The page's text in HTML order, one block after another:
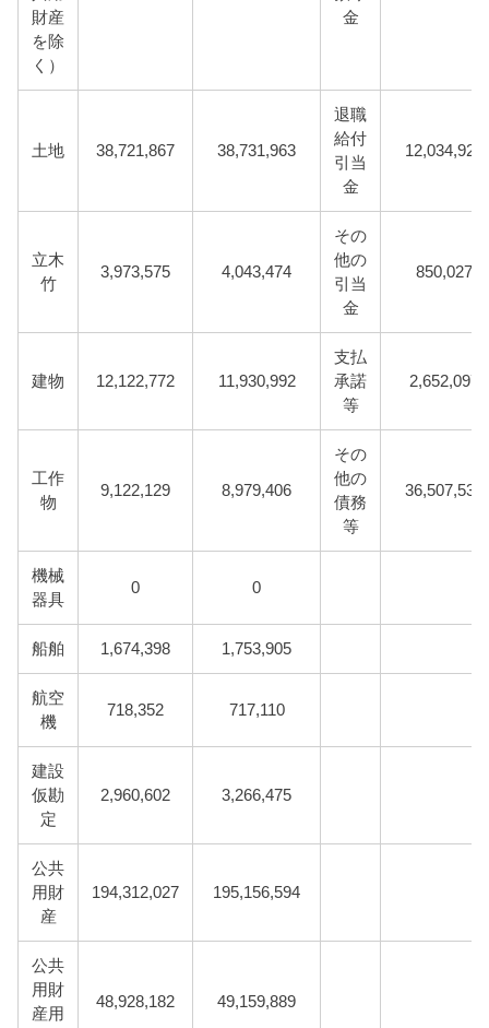
財産
を除
く）
金
土地 38,721,867 38,731,963
退職
給付
引当
金
12,034,928
立木
竹
3,973,575 4,043,474
その
他の
引当
金
850,027
建物 12,122,772 11,930,992
支払
承諾
等
2,652,097
工作
物
9,122,129 8,979,406
その
他の
債務
等
36,507,536
機械
器具
0 0
船舶 1,674,398 1,753,905
航空
機
718,352 717,110
建設
仮勘
定
2,960,602 3,266,475
公共
用財
産
194,312,027 195,156,594
公共
用財
産用
48,928,182 49,159,889